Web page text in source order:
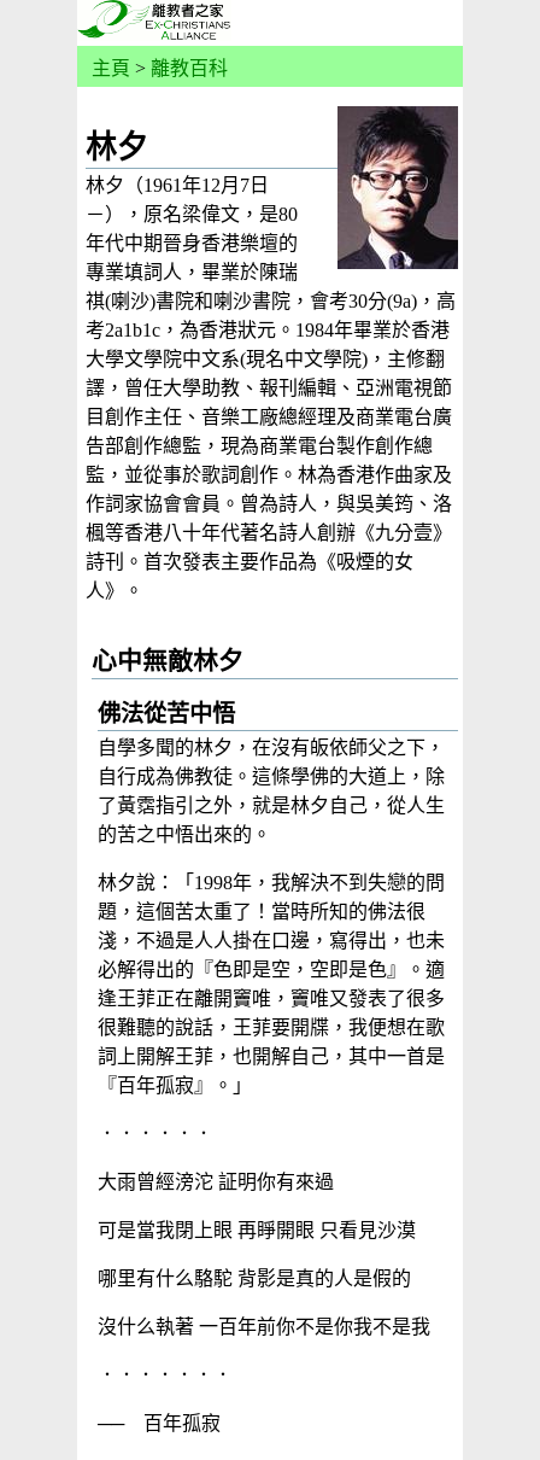
主頁 > 離教百科
林夕
林夕（1961年12月7日
－），原名梁偉文，是80
年代中期晉身香港樂壇的
專業填詞人，畢業於陳瑞
祺(喇沙)書院和喇沙書院，會考30分(9a)，高
考2a1b1c，為香港狀元。1984年畢業於香港
大學文學院中文系(現名中文學院)，主修翻
譯，曾任大學助教、報刊編輯、亞洲電視節
目創作主任、音樂工廠總經理及商業電台廣
告部創作總監，現為商業電台製作創作總
監，並從事於歌詞創作。林為香港作曲家及
作詞家協會會員。曾為詩人，與吳美筠、洛
楓等香港八十年代著名詩人創辦《九分壹》
詩刊。首次發表主要作品為《吸煙的女
人》。
心中無敵林夕
佛法從苦中悟
自學多聞的林夕，在沒有皈依師父之下，
自行成為佛教徒。這條學佛的大道上，除
了黃霑指引之外，就是林夕自己，從人生
的苦之中悟出來的。
林夕說：「1998年，我解決不到失戀的問
題，這個苦太重了！當時所知的佛法很
淺，不過是人人掛在口邊，寫得出，也未
必解得出的『色即是空，空即是色』。適
逢王菲正在離開竇唯，竇唯又發表了很多
很難聽的說話，王菲要開牒，我便想在歌
詞上開解王菲，也開解自己，其中一首是
『百年孤寂』。」
．．．．．．
大雨曾經滂沱 証明你有來過
可是當我閉上眼 再睜開眼 只看見沙漠
哪里有什么駱駝 背影是真的人是假的
沒什么執著 一百年前你不是你我不是我
．．．．．．．
── 百年孤寂